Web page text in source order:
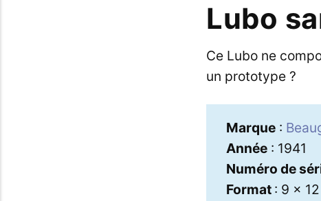
Lubo
Ce Lubo ne
un prototype ?
Marque:
Année: 1941
Numéro de
Format : 9 x